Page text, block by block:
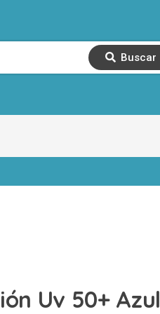
B
u
a
Buscar
Uv 50+ Azul